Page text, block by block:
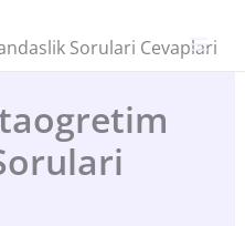
Sorulari Cevaplari